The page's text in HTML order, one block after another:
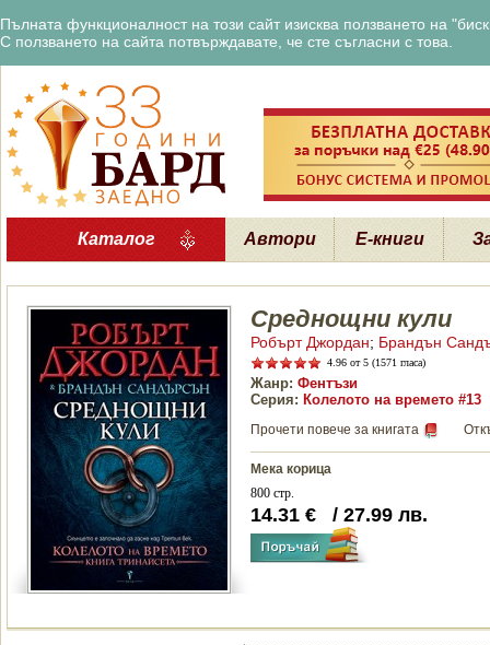
Пълната функционалност на този сайт изисква ползването на
С ползването на сайта потвърждавате, че сте съгласни с това.
Каталог Автори Е-книги
Среднощни кули
Робърт Джордан; Брандън
4.96 от 5 (1571 гласа)
Жанр: Фентъзи
Серия: Колелото на времето #13
Прочети повече за книгата
Мека корица
800 стр.
14.31 € / 27.99 лв.